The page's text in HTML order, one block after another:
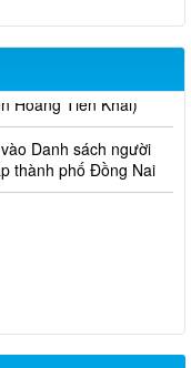
Anh Dũng)
Hoàng Tiên Khải)
Danh sách người
thành phố Đồng Nai